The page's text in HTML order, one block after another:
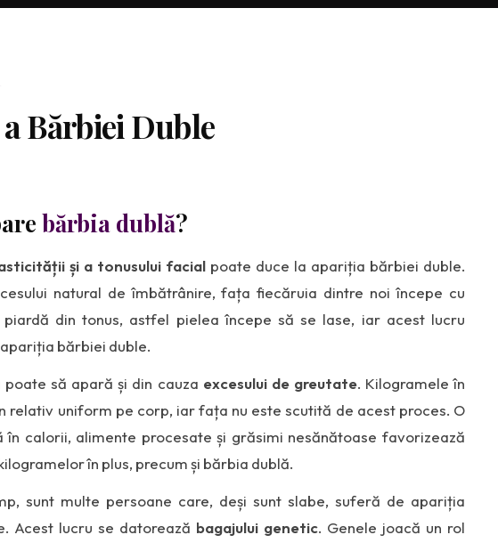
Bărbiei Duble
bărbia dublă?
și a tonusului facial poate duce la apariția bărbiei duble.
natural de îmbătrânire, fața fiecăruia dintre noi începe cu
din tonus, astfel pielea începe să se lase, iar acest lucru
bărbiei duble.
poate să apară și din cauza excesului de greutate. Kilogramele în
relativ uniform pe corp, iar fața nu este scutită de acest proces. O
în calorii, alimente procesate și grăsimi nesănătoase favorizează
în plus, precum și bărbia dublă.
sunt multe persoane care, deși sunt slabe, suferă de apariția
Acest lucru se datorează bagajului genetic. Genele joacă un rol